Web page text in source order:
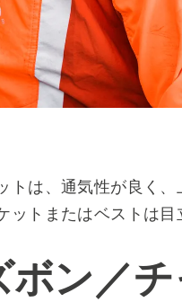
トは、通気性が良く
ットまたはベストは目
ボン／